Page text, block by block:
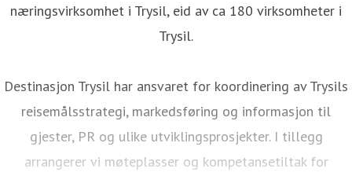
næringsvirksomhet i Trysil, eid av ca 180 virksomheter i
Trysil.
Destinasjon Trysil har ansvaret for koordinering av Trysils
reisemålsstrategi, markedsføring og informasjon til
gjester, PR og ulike utviklingsprosjekter. I tillegg
arrangerer vi møteplasser og kompetansetiltak for